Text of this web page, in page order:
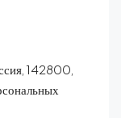
142800,